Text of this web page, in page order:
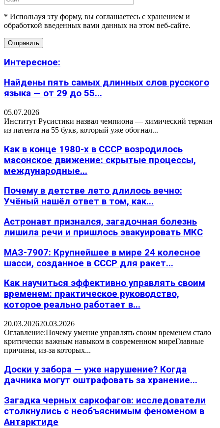
* Используя эту форму, вы соглашаетесь с хранением и
обработкой введенных вами данных на этом веб-сайте.
Интересное:
Найдены пять самых длинных слов русского
языка — от 29 до 55...
05.07.2026
Институт Русистики назвал чемпиона — химический термин
из патента на 55 букв, который уже обогнал...
Как в конце 1980-х в СССР возродилось
масонское движение: скрытые процессы,
международные...
Почему в детстве лето длилось вечно:
Учёный нашёл ответ в том, как...
Астронавт признался, загадочная болезнь
лишила речи и пришлось эвакуировать МКС
МАЗ-7907: Крупнейшее в мире 24 колесное
шасси, созданное в СССР для ракет...
Как научиться эффективно управлять своим
временем: практическое руководство,
которое реально работает в...
20.03.202620.03.2026
Оглавление:Почему умение управлять своим временем стало
критически важным навыком в современном миреГлавные
причины, из-за которых...
Доски у забора — уже нарушение? Когда
дачника могут оштрафовать за хранение...
Загадка черных саркофагов: исследователи
столкнулись с необъяснимым феноменом в
Антарктиде